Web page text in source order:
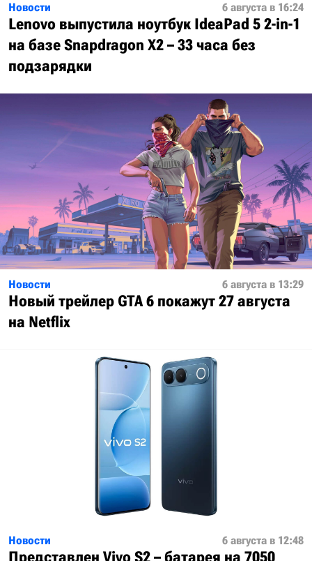
Новости 6 августа в 16:24
Lenovo выпустила ноутбук IdeaPad 5 2-in-1
на базе Snapdragon X2 – 33 часа без
подзарядки
Новости 6 августа в 13:29
Новый трейлер GTA 6 покажут 27 августа
на Netflix
Новости 6 августа в 12:48
Представлен Vivo S2 – батарея на 7050